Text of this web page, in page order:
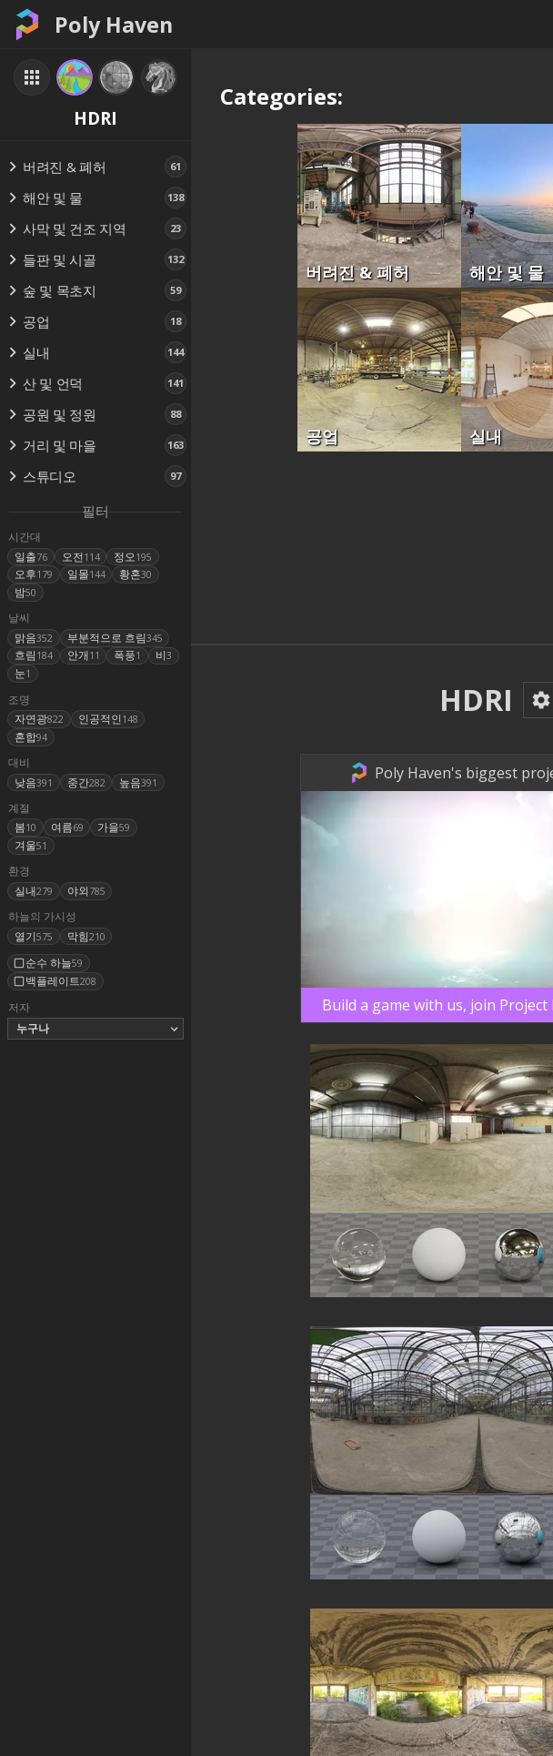
Poly Haven
HDRI
버려진 & 폐허 61
해안 및 물 138
사막 및 건조 지역 23
들판 및 시골 132
숲 및 목초지 59
공업 18
실내 144
산 및 언덕 141
공원 및 정원 88
거리 및 마을 163
스튜디오 97
필터
시간대
일출76 오전 114 정오195
오후179 일몰144 황혼30
밤50
날씨
맑음352 부분적으로 흐림345
흐림 184 안개11 폭풍1 비3
눈1
조명
자연광822 인공적인 148
혼합94
대비
낮음391 중간282 높음391
계절
봄10 여름69 가을59
겨울51
환경
실내279 야외 785
하늘의 가시성
열기575 막힘210
순수 하늘59
백플레이트208
저자
누구나
Categories:
버려진 & 폐허 해안 및 물
공업 실내
HDRI
Poly Haven's biggest
Build a game with us, join